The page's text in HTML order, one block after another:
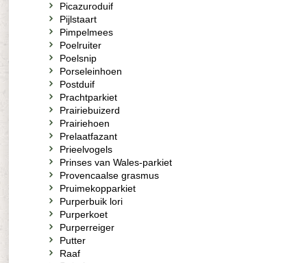
Picazuroduif
Pijlstaart
Pimpelmees
Poelruiter
Poelsnip
Porseleinhoen
Postduif
Prachtparkiet
Prairiebuizerd
Prairiehoen
Prelaatfazant
Prieelvogels
Prinses van Wales-parkiet
Provencaalse grasmus
Pruimekopparkiet
Purperbuik lori
Purperkoet
Purperreiger
Putter
Raaf